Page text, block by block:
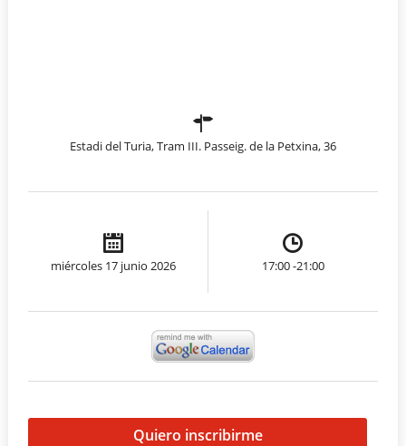
Estadi del Turia, Tram III. Passeig. de la Petxina, 36
miércoles 17 junio 2026 17:00 -21:00
Quiero inscribirme